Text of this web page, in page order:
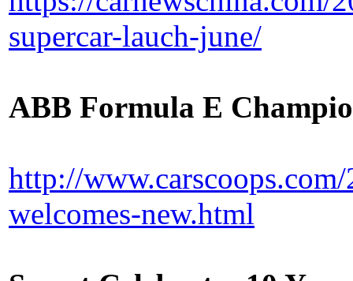
supercar-lauch-june/
ABB Formula E
http://
welcomes-new.html